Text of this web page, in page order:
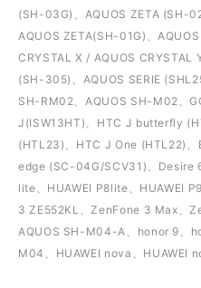
(SH-03G)、AQUOS ZETA (SH-
AQUOS ZETA(SH-01G)、
CRYSTAL X / AQUOS CRYSTAL
(SH-305)、AQUOS SERIE
SH-RM02、AQUOS SH-M02、
J(ISW13HT)、HTC J butterfly
(HTL23)、HTC J One (HTL22)
edge (SC-04G/SCV31)、Desire
lite、HUAWEI P8lite、HUAWEI
3 ZE552KL、ZenFone 3 Max、
AQUOS SH-M04-A、honor 9、
M04、HUAWEI nova、HUAWEI